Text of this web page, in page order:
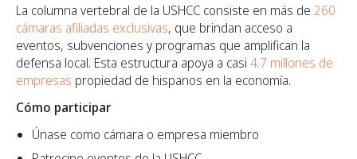
La columna vertebral de la USHCC consiste en más de 260
cámaras afiliadas exclusivas, que brindan acceso a
eventos, subvenciones y programas que amplifican la
defensa local. Esta estructura apoya a casi 4.7 millones de
empresas propiedad de hispanos en la economía.
Cómo participar
Únase como cámara o empresa miembro